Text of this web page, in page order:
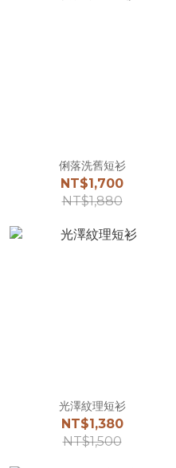
俐落洗舊短衫
NT$1,700
NT$1,880
光澤紋理短衫
NT$1,380
NT$1,500